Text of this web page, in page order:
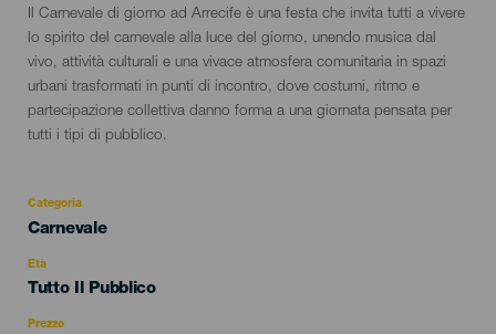
Descripción
del
evento
Il Carnevale di giorno ad Arrecife è una festa che invita tutti a vivere
lo spirito del carnevale alla luce del giorno, unendo musica dal
vivo, attività culturali e una vivace atmosfera comunitaria in spazi
urbani trasformati in punti di incontro, dove costumi, ritmo e
partecipazione collettiva danno forma a una giornata pensata per
tutti i tipi di pubblico.
Categoria
Categoría
evento
Carnevale
Età
Edad
Tutto Il Pubblico
Prezzo